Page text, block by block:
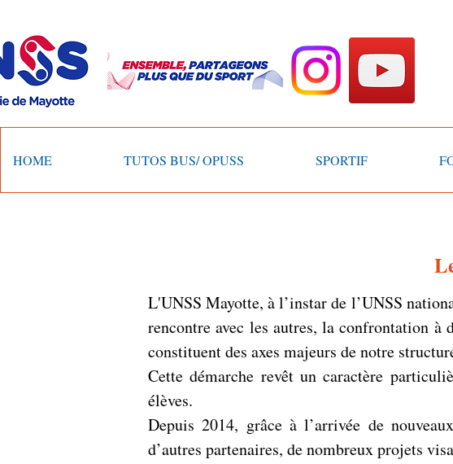
HOME TUTOS BUS/ OPUSS SPORTIF
L'UNSS Mayotte, à l’instar de l’UNSS
rencontre avec les autres, la confrontation à
constituent des axes majeurs de notre
Cette démarche revêt un caractère
élèves.
Depuis 2014, grâce à l’arrivée de
d’autres partenaires, de nombreux projets